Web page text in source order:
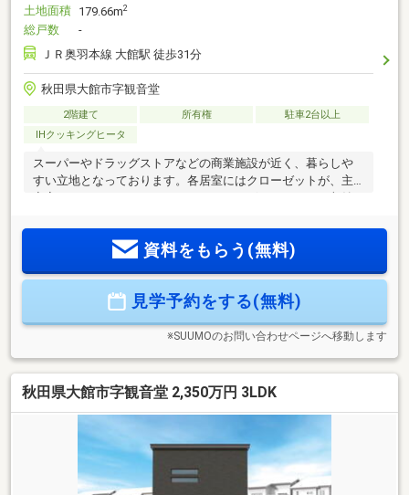
土地面積 179.66m2
総戸数
-
ＪＲ奥羽本線 大館駅 徒歩31分
秋田県大館市字観音堂
2階建て 所有権
駐車2台以上
IHクッキングヒータ
スーパーやドラッグストアなどの商業施設が近く、暮らしや
すい立地となっております。各居室にはクローゼットが、主
万円・返済年数 40年・金利（当初３年固定） 1.20％
資料をもらう(無料)
見学予約をする(無料)
※SUUMOのお問い合わせページへ移動します
秋田県大館市字観音堂 2,350万円 3LDK